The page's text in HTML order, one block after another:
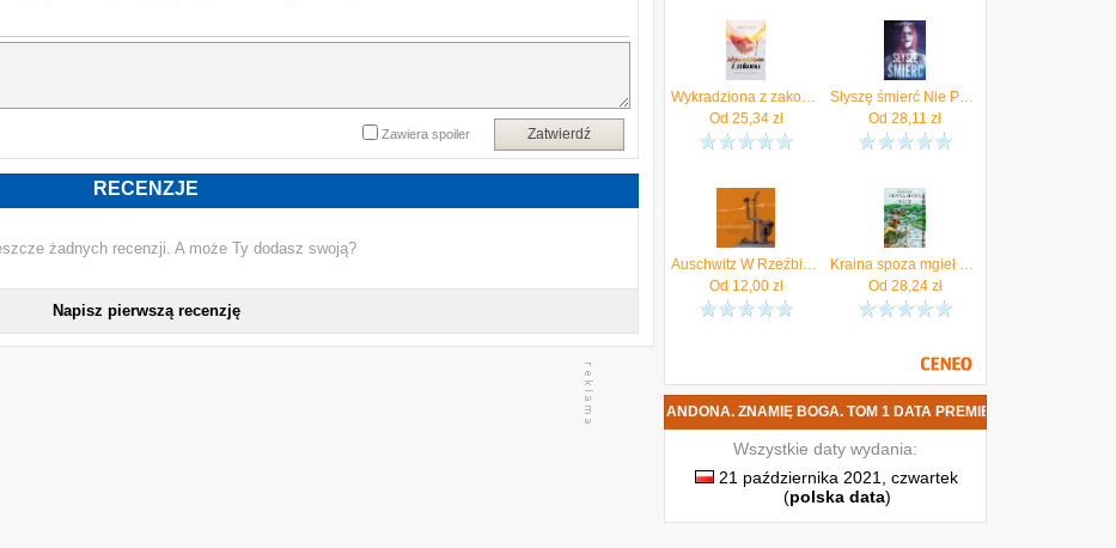
Zatwierdź
Zawiera spoiler
RECENZJE
żadnych recenzji. A może Ty dodasz swoją?
Napisz pierwszą recenzję
Wykradziona z zakonu. Opowieść prawdziwa (e-book)
Od 25,34zł
Słyszę śmierć Nie Powiem
Od 28,11 zł
Auschwitz W Rzeźbie Ze Zbiorów Państwowego Muzeum Auschwitz-Birkenau W Oświęcimiu
Od 12,00zł
Kraina spoza mgieł Kupiec Jolanta
Od 28,24zł
NOWA KSIĄŻKA JOLANTA KUPIEC - KRAINA ANDONA. ZNAMIĘ BOGA. TOM 1 DATA PREMIERY
Wszystkie daty wydania:
21 października 2021, czwartek
(polska data)